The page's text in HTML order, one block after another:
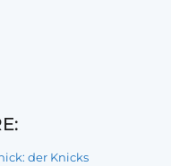
der Knicks